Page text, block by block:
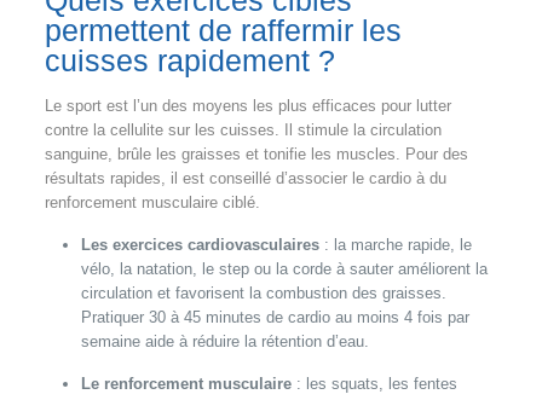
permettent de raffermir les
cuisses rapidement ?
Le sport est l’un des moyens les plus efficaces pour lutter
contre la cellulite sur les cuisses. Il stimule la circulation
sanguine, brûle les graisses et tonifie les muscles. Pour des
résultats rapides, il est conseillé d’associer le cardio à du
renforcement musculaire ciblé.
Les exercices cardiovasculaires: la marche rapide, le
vélo, la natation, le step ou la corde à sauter améliorent la
circulation et favorisent la combustion des graisses.
Pratiquer 30 à 45 minutes de cardio au moins 4 fois par
semaine aide à réduire la rétention d’eau.
Le renforcement musculaire: les squats, les fentes